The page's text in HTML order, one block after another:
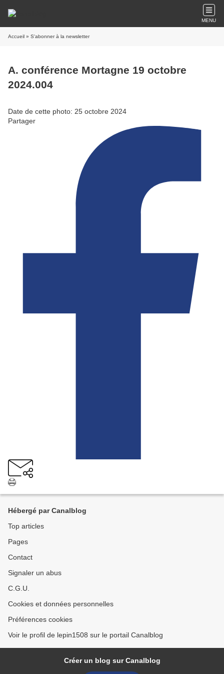
MENU
Accueil » S'abonner à la newsletter
A. conférence Mortagne 19 octobre
2024.004
Date de cette photo: 25 octobre 2024
Partager
Hébergé par Canalblog
Top articles
Pages
Contact
Signaler un abus
C.G.U.
Cookies et données personnelles
Préférences cookies
Voir le profil de lepin1508 sur le portail Canalblog
Créer un blog sur Canalblog